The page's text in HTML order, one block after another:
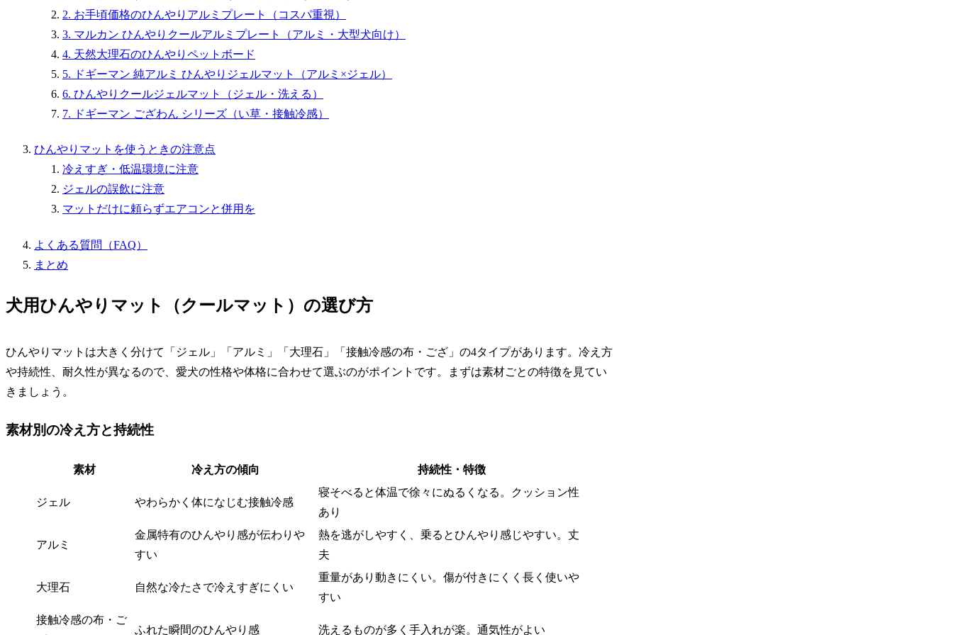
2. お手頃価格のひんやりアルミプレート（コスパ重視）
3. マルカン ひんやりクールアルミプレート（アルミ・大型犬向け）
4. 天然大理石のひんやりペットボード
5. ドギーマン 純アルミ ひんやりジェルマット（アルミ×ジェル）
6. ひんやりクールジェルマット（ジェル・洗える）
7. ドギーマン ござわん シリーズ（い草・接触冷感）
ひんやりマットを使うときの注意点
冷えすぎ・低温環境に注意
ジェルの誤飲に注意
マットだけに頼らずエアコンと併用を
よくある質問（FAQ）
まとめ
犬用ひんやりマット（クールマット）の選び方
ひんやりマットは大きく分けて「ジェル」「アルミ」「大理石」「接触冷感の布・ござ」の4タイプがあります。冷え方
や持続性、耐久性が異なるので、愛犬の性格や体格に合わせて選ぶのがポイントです。まずは素材ごとの特徴を見てい
きましょう。
素材別の冷え方と持続性
素材 冷え方の傾向 持続性・特徴
ジェル やわらかく体になじむ接触冷感
寝そべると体温で徐々にぬるくなる。クッション性
あり
アルミ
金属特有のひんやり感が伝わりや
すい
熱を逃がしやすく、乗るとひんやり感じやすい。丈
夫
大理石 自然な冷たさで冷えすぎにくい
重量があり動きにくい。傷が付きにくく長く使いや
すい
接触冷感の布・ご
ふれた瞬間のひんやり感 洗えるものが多く手入れが楽。通気性がよい